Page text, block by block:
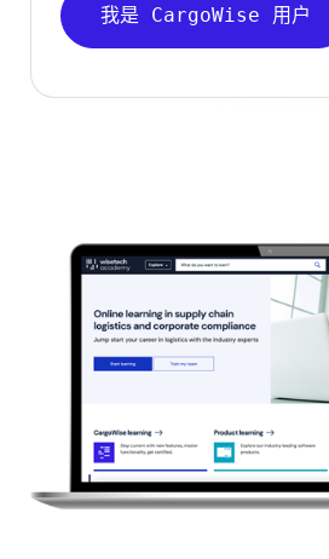
我是 CargoWise 用户